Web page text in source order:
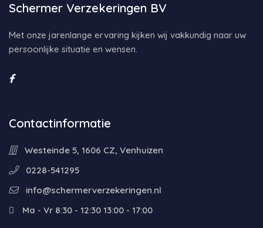
Schermer Verzekeringen BV
Met onze jarenlange ervaring kijken wij vakkundig naar uw
persoonlijke situatie en wensen.
Contactinformatie
Westeinde 5, 1606 CZ, Venhuizen
0228-541295
info@schermerverzekeringen.nl
Ma - Vr 8:30 - 12:30 13:00 - 17:00